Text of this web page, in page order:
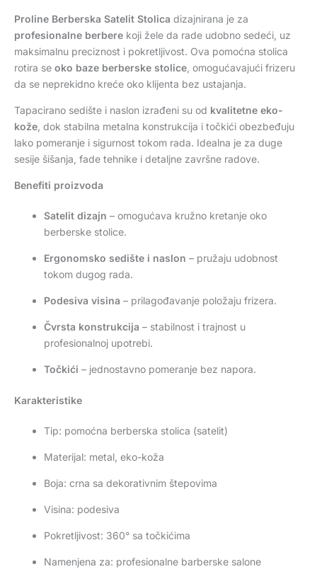
Proline Berberska Satelit Stolica dizajnirana je za
profesionalne berbere koji žele da rade udobno sedeći, uz
maksimalnu preciznost i pokretljivost. Ova pomoćna stolica
rotira se oko baze berberske stolice, omogućavajući frizeru
da se neprekidno kreće oko klijenta bez ustajanja.
Tapacirano sedište i naslon izrađeni su od kvalitetne eko-
kože, dok stabilna metalna konstrukcija i točkići obezbeđuju
lako pomeranje i sigurnost tokom rada. Idealna je za duge
sesije šišanja, fade tehnike i detaljne završne radove.
Benefiti proizvoda
Satelit dizajn – omogućava kružno kretanje oko
berberske stolice.
Ergonomsko sedište i naslon – pružaju udobnost
tokom dugog rada.
Podesiva visina – prilagođavanje položaju frizera.
Čvrsta konstrukcija – stabilnost i trajnost u
profesionalnoj upotrebi.
Točkići – jednostavno pomeranje bez napora.
Karakteristike
Tip: pomoćna berberska stolica (satelit)
Materijal: metal, eko-koža
Boja: crna sa dekorativnim štepovima
Visina: podesiva
Pokretljivost: 360° sa točkićima
Namenjena za: profesionalne barberske salone